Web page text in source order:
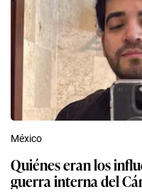
México
Quiénes eran los
guerra interna del